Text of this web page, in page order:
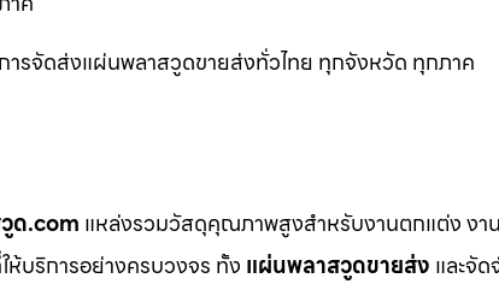
รจัดส่งแผ่นพลาสวูดขายส่งทั่วไทย ทุกจังหวัด ทุกภาค
ด.com แหล่งรวมวัสดุคุณภาพสูงสำหรับงานตกแต่ง งาน
บริการอย่างครบวงจร ทั้ง แผ่นพลาสวูดขายส่ง และจั